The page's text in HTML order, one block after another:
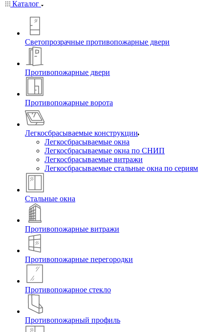
Каталог
Светопрозрачные противопожарные двери
Противопожарные двери
Противопожарные ворота
Легкосбрасываемые конструкции
Легкосбрасываемые окна
Легкосбрасываемые окна по СНИП
Легкосбрасываемые витражи
Легкосбрасываемые стальные окна по сериям
Стальные окна
Противопожарные витражи
Противопожарные перегородки
Противопожарное стекло
Противопожарный профиль